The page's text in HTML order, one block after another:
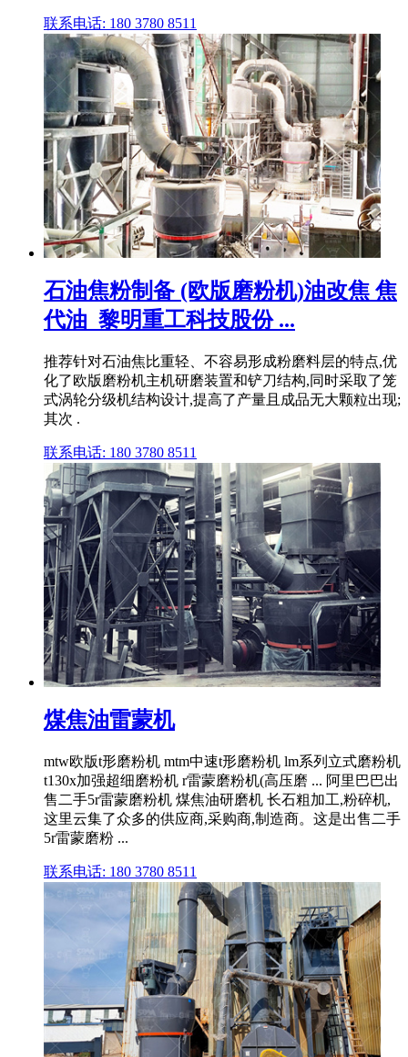
联系电话: 180 3780 8511
石油焦粉制备 (欧版磨粉机)油改焦 焦
代油_黎明重工科技股份 ...
推荐针对石油焦比重轻、不容易形成粉磨料层的特点,优
化了欧版磨粉机主机研磨装置和铲刀结构,同时采取了笼
式涡轮分级机结构设计,提高了产量且成品无大颗粒出现;
其次 .
联系电话: 180 3780 8511
煤焦油雷蒙机
mtw欧版t形磨粉机 mtm中速t形磨粉机 lm系列立式磨粉机
t130x加强超细磨粉机 r雷蒙磨粉机(高压磨 ... 阿里巴巴出
售二手5r雷蒙磨粉机 煤焦油研磨机 长石粗加工,粉碎机,
这里云集了众多的供应商,采购商,制造商。这是出售二手
5r雷蒙磨粉 ...
联系电话: 180 3780 8511